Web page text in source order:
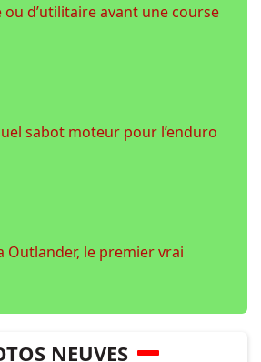
d’utilitaire avant une course
sabot moteur pour l’enduro
Outlander, le premier vrai
NEUVES